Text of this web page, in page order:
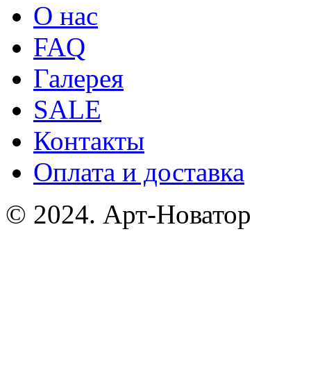
О нас
FAQ
Галерея
SALE
Контакты
Оплата и доставка
© 2024. Арт-Новатор